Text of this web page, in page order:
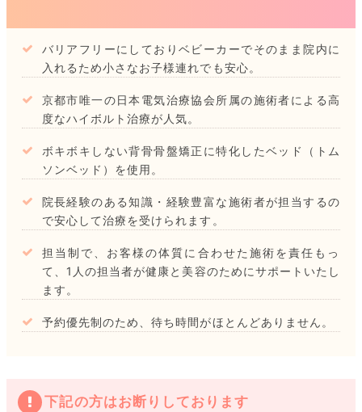
バリアフリーにしておりベビーカーでそのまま院内に
入れるため小さなお子様連れでも安心。
京都市唯一の日本電気治療協会所属の施術者による高
度なハイボルト治療が人気。
ボキボキしない背骨骨盤矯正に特化したベッド（トム
ソンベッド）を使用。
院長経験のある知識・経験豊富な施術者が担当するの
で安心して治療を受けられます。
担当制で、お客様の体質に合わせた施術を責任もっ
て、1人の担当者が健康と美容のためにサポートいたし
ます。
予約優先制のため、待ち時間がほとんどありません。
下記の方はお断りしております